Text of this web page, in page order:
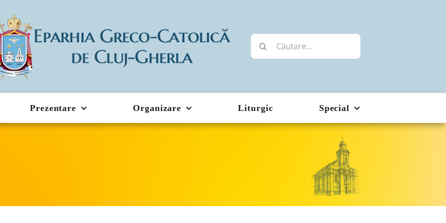
Cautare...
Prezentare Organizare Liturgic Special